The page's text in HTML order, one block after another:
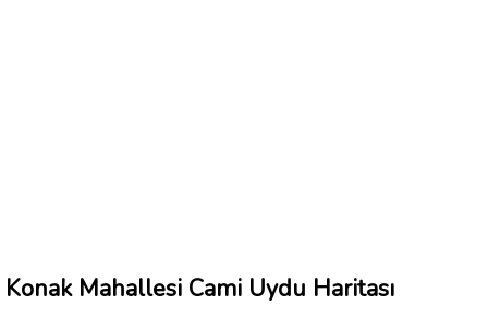
Konak Mahallesi Cami Uydu Haritası